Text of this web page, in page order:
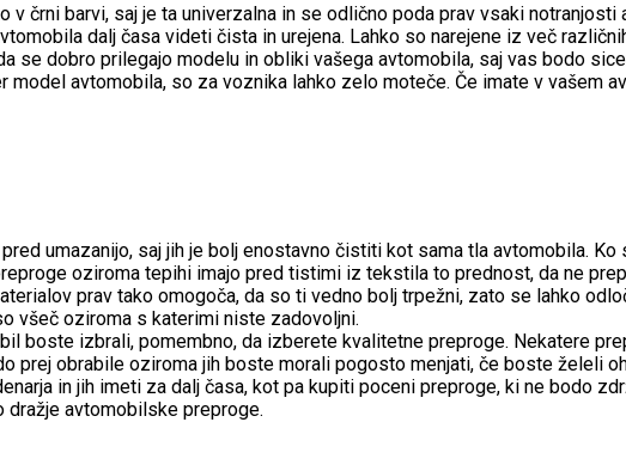
v črni barvi, saj je ta univerzalna in se odlično poda prav vsaki
dalj časa videti čista in urejena. Lahko so narejene iz več
se dobro prilegajo modelu in obliki vašega avtomobila, saj vas bodo
avtomobila, so za voznika lahko zelo moteče. Če imate v vašem
umazanijo, saj jih je bolj enostavno čistiti kot sama tla avtomobila. Ko
oziroma tepihi imajo pred tistimi iz tekstila to prednost, da ne
prav tako omogoča, da so ti vedno bolj trpežni, zato se lahko
všeč oziroma s katerimi niste zadovoljni.
boste izbrali, pomembno, da izberete kvalitetne preproge. Nekatere
prej obrabile oziroma jih boste morali pogosto menjati, če boste želeli
in jih imeti za dalj časa, kot pa kupiti poceni preproge, ki ne bodo
dražje avtomobilske preproge.